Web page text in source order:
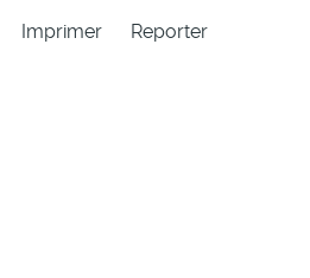
Imprimer
Reporter